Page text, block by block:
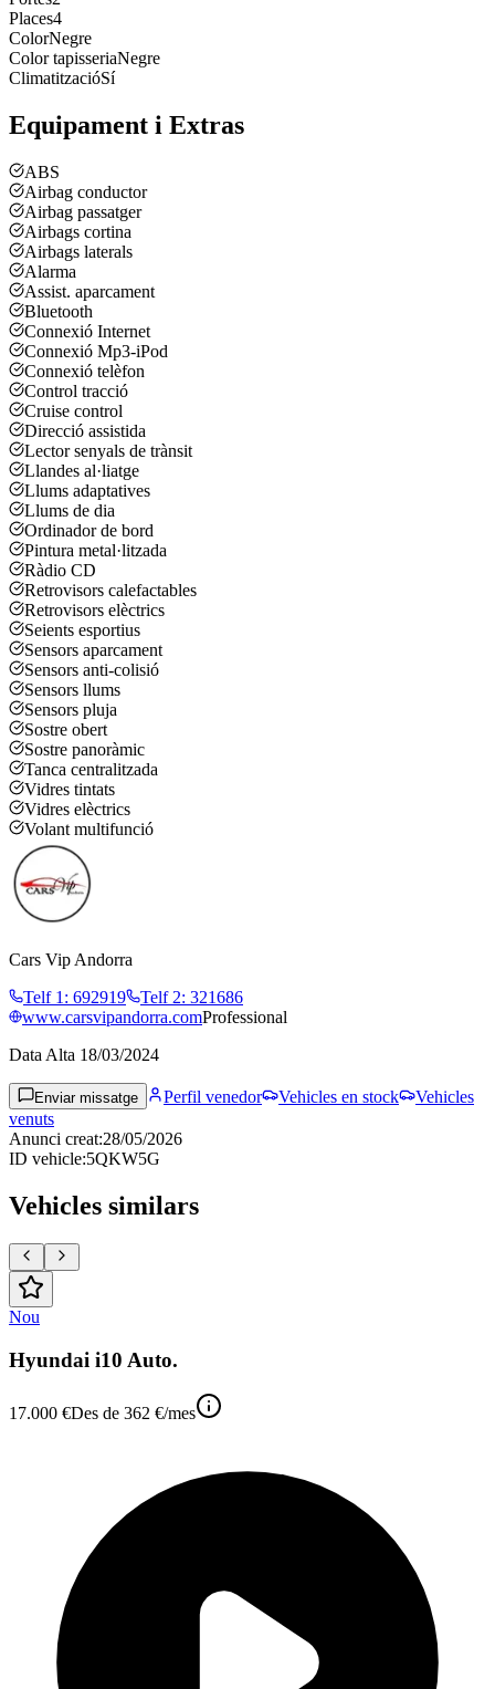
Places4
ColorNegre
Color tapisseriaNegre
ClimatitzacióSí
Equipament i Extras
ABS
Airbag conductor
Airbag passatger
Airbags cortina
Airbags laterals
Alarma
Assist. aparcament
Bluetooth
Connexió Internet
Connexió Mp3-iPod
Connexió telèfon
Control tracció
Cruise control
Direcció assistida
Lector senyals de trànsit
Llandes al·liatge
Llums adaptatives
Llums de dia
Ordinador de bord
Pintura metal·litzada
Ràdio CD
Retrovisors calefactables
Retrovisors elèctrics
Seients esportius
Sensors aparcament
Sensors anti-colisió
Sensors llums
Sensors pluja
Sostre obert
Sostre panoràmic
Tanca centralitzada
Vidres tintats
Vidres elèctrics
Volant multifunció
Cars Vip Andorra
Telf 1 : 692919 Telf 2: 321686
www.carsvipandorra.comProfessional
Data Alta 18/03/2024
Enviar missatge Perfil venedor Vehicles en stock
Vehicles
venuts
Anunci creat:28/05/2026
ID vehicle:5QKW5G
Vehicles similars
Nou
Hyundai i10 Auto.
17.000 €Des de 362 €/mes